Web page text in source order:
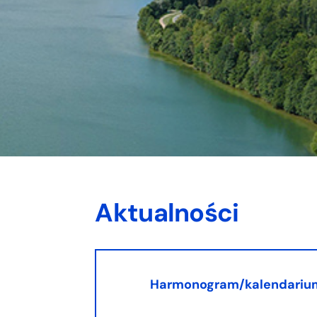
Aktualności
Harmonogram/